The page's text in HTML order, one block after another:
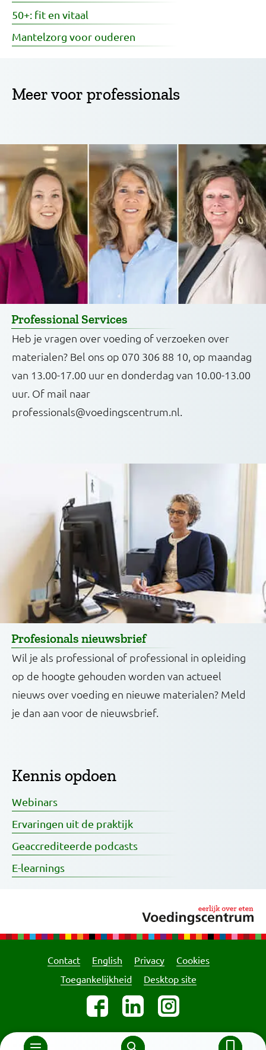
50+: fit en vitaal
Mantelzorg voor ouderen
Meer voor professionals
Professional Services
Heb je vragen over voeding of verzoeken over
materialen? Bel ons op 070 306 88 10, op maandag
van 13.00-17.00 uur en donderdag van 10.00-13.00
uur. Of mail naar
professionals@voedingscentrum.nl.
Profesionals nieuwsbrief
Wil je als professional of professional in opleiding
op de hoogte gehouden worden van actueel
nieuws over voeding en nieuwe materialen? Meld
je dan aan voor de nieuwsbrief.
Kennis opdoen
Webinars
Ervaringen uit de praktijk
Geaccrediteerde podcasts
E-learnings
Contact English Privacy
Cookies
Toegankelijkheid
Desktop site